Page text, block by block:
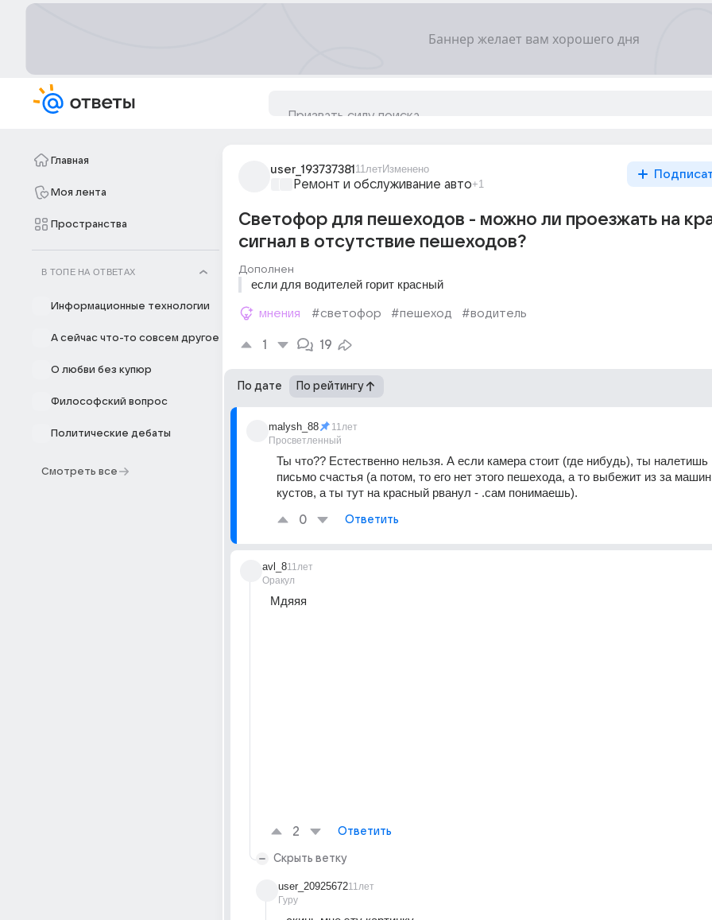
Главная
Моя лента
Пространства
В ТОПЕ НА ОТВЕТАХ
Информационные технологии
А сейчас что-то совсем другое
О любви без купюр
Философский вопрос
Политические дебаты
Смотреть все
user_193737381 11летИзменено
Ремонт и обслуживание авто+1
Светофор для пешеходов - можно ли проезжать на
сигнал в отсутствие пешеходов?
Дополнен
если для водителей горит красный
мнения #светофор #пешеход #водитель
1 19
По дате По рейтингу
malysh_88
Просветленный
11лет
Ты что?? Естественно нельзя. А если камера стоит (где нибудь), ты налетишь
письмо счастья (а потом, то его нет этого пешехода, а то выбежит из за
кустов, а ты тут на красный рванул - .сам понимаешь).
0 Ответить
avl_8
Оракул
11лет
Мдяяя
2 Ответить
Скрыть ветку
user_20925672
Гуру
11лет